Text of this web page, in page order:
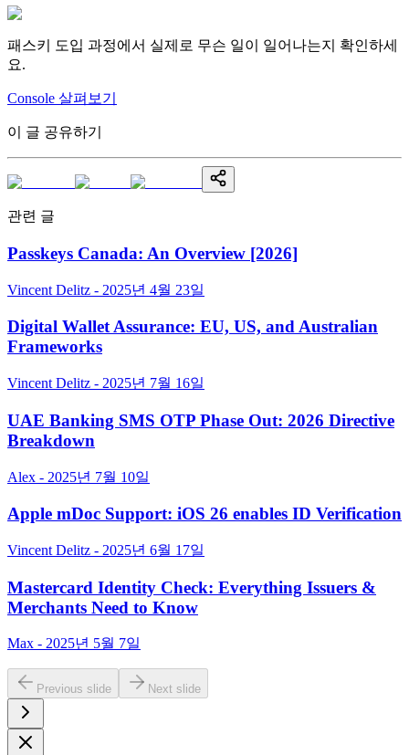
패스키 도입 과정에서 실제로 무슨 일이 일어나는지 확인하세
요.
Console 살펴보기
이 글 공유하기
관련 글
Passkeys Canada: An Overview [2026]
Vincent Delitz - 2025년 4월 23일
Digital Wallet Assurance: EU, US, and Australian
Frameworks
Vincent Delitz - 2025년 7월 16일
UAE Banking SMS OTP Phase Out: 2026 Directive
Breakdown
Alex - 2025년 7월 10일
Apple mDoc Support: iOS 26 enables ID Verification
Vincent Delitz - 2025년 6월 17일
Mastercard Identity Check: Everything Issuers &
Merchants Need to Know
Max - 2025년 5월 7일
Previous slide Next slide